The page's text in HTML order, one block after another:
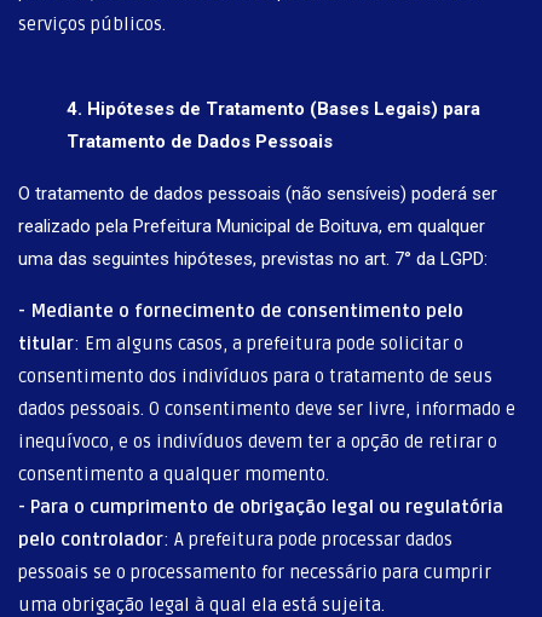
serviços públicos.
4. Hipóteses de Tratamento (Bases Legais) para
Tratamento de Dados Pessoais
O tratamento de dados pessoais (não sensíveis) poderá ser
realizado pela Prefeitura Municipal de Boituva, em qualquer
uma das seguintes hipóteses, previstas no art. 7° da LGPD:
- Mediante o fornecimento de consentimento pelo
titular: Em alguns casos, a prefeitura pode solicitar o
consentimento dos indivíduos para o tratamento de seus
dados pessoais. O consentimento deve ser livre, informado e
inequívoco, e os indivíduos devem ter a opção de retirar o
consentimento a qualquer momento.
- Para o cumprimento de obrigação legal ou regulatória
pelo controlador: A prefeitura pode processar dados
pessoais se o processamento for necessário para cumprir
uma obrigação legal à qual ela está sujeita.